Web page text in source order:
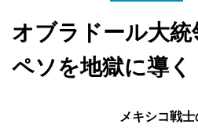
オブラドール大統
ペソを地獄に導く
メキシコ戦